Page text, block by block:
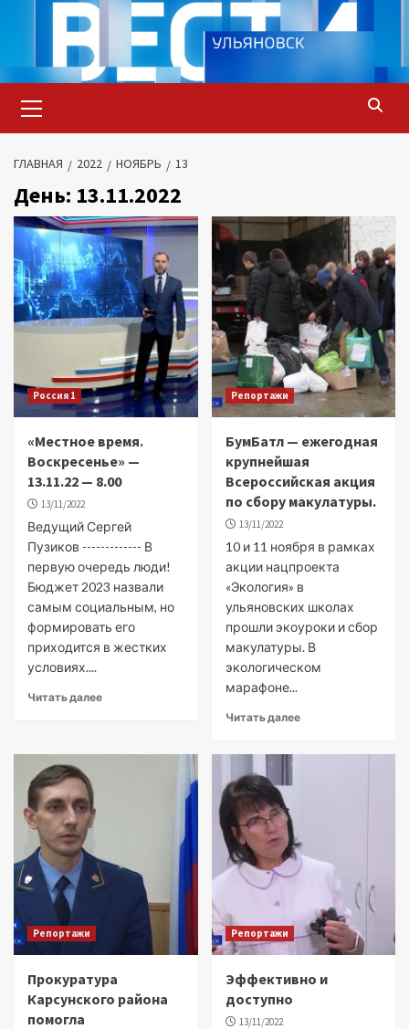
содержимому
меню
ГЛАВНАЯ 2022 НОЯБРЬ 13
День: 13.11.2022
Россия 1
«Местное время.
Воскресенье» —
13.11.22 — 8.00
13/11/2022
Ведущий Сергей
Пузиков ------------- В
первую очередь люди!
Бюджет 2023 назвали
самым социальным, но
формировать его
приходится в жестких
условиях....
Читать далее
Репортажи
БумБатл — ежегодная
крупнейшая
Всероссийская акция
по сбору макулатуры.
13/11/2022
10 и 11 ноября в рамках
акции нацпроекта
«Экология» в
ульяновских школах
прошли экоуроки и сбор
макулатуры. В
экологическом
марафоне...
Читать далее
Репортажи
Прокуратура
Карсунского района
помогла
Репортажи
Эффективно и
доступно
13/11/2022